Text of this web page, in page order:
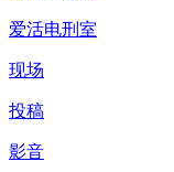
爱活电刑室
现场
投稿
影音